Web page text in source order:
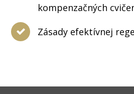
kompenzačných
Zásady efektívnej